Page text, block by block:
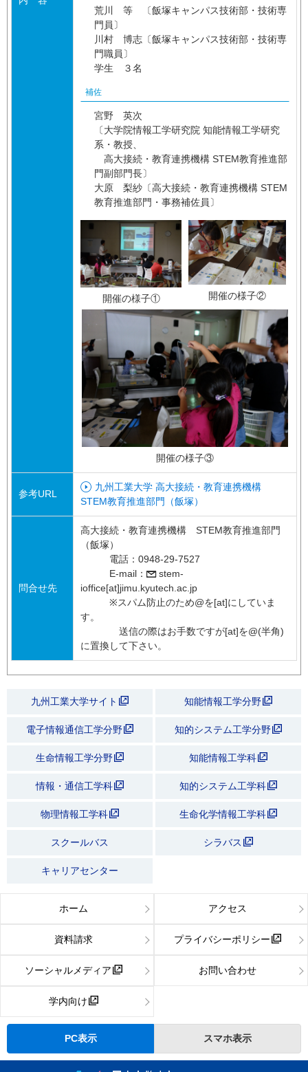
荒川 等 〔飯塚キャンパス技術部・技術専
門員〕
川村 博志〔飯塚キャンパス技術部・技術専
門職員〕
学生 ３名
補佐
宮野 英次
〔大学院情報工学研究院 知能情報工学研究
系・教授、
高大接続・教育連携機構 STEM教育推進部
門副部門長〕
大原 梨紗〔高大接続・教育連携機構 STEM
教育推進部門・事務補佐員〕
開催の様子① 開催の様子②
開催の様子③
参考URL
九州工業大学 高大接続・教育連携機構
STEM教育推進部門（飯塚）
問合せ先
高大接続・教育連携機構 STEM教育推進部門
（飯塚）
電話：0948-29-7527
E-mail：
stem-
ioffice[at]jimu.kyutech.ac.jp
※スパム防止のため@を[at]にしていま
す。
送信の際はお手数ですが[at]を@(半角)
に置換して下さい。
九州工業大学サイト 知能情報工学分野
電子情報通信工学分野 知的システム工学分野
生命情報工学分野 知能情報工学科
情報・通信工学科 知的システム工学科
物理情報工学科 生命化学情報工学科
スクールバス シラバス
キャリアセンター
ホーム アクセス
資料請求 プライバシーポリシー
ソーシャルメディア お問い合わせ
学内向け
PC表示 スマホ表示